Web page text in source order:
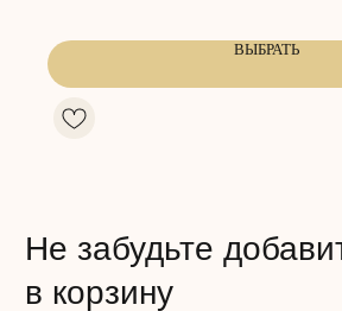
ВЫБРАТЬ
пропитанный сахарным сиропом,
с прослойкой нежного крема
из сливочного сыра и клубники,
а также клубничного компоте.
с
и
Сладость:
Сочность: